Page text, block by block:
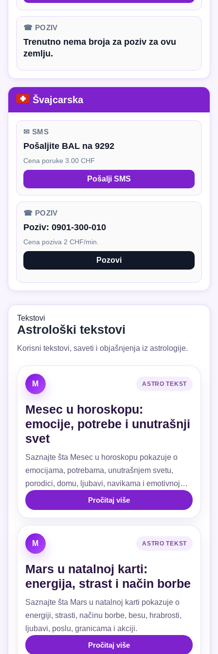
☎ POZIV
Trenutno nema broja za poziv za ovu
zemlju.
Švajcarska
✉ SMS
Pošaljite BAL na 9292
Cena poruke 3.00 CHF
Pošalji SMS
☎ POZIV
Poziv: 0901-300-010
Cena poziva 2 CHF/min.
Pozovi
Tekstovi
Astrološki tekstovi
Korisni tekstovi, saveti i objašnjenja iz astrologije.
M ASTRO TEKST
Mesec u horoskopu:
emocije, potrebe i unutrašnji
svet
Saznajte šta Mesec u horoskopu pokazuje o
emocijama, potrebama, unutrašnjem svetu,
porodici, domu, ljubavi, navikama i emotivnoj
sigurnosti.
Pročitaj više
M ASTRO TEKST
Mars u natalnoj karti:
energija, strast i način borbe
Saznajte šta Mars u natalnoj karti pokazuje o
energiji, strasti, načinu borbe, besu, hrabrosti,
ljubavi, poslu, granicama i akciji.
Pročitaj više